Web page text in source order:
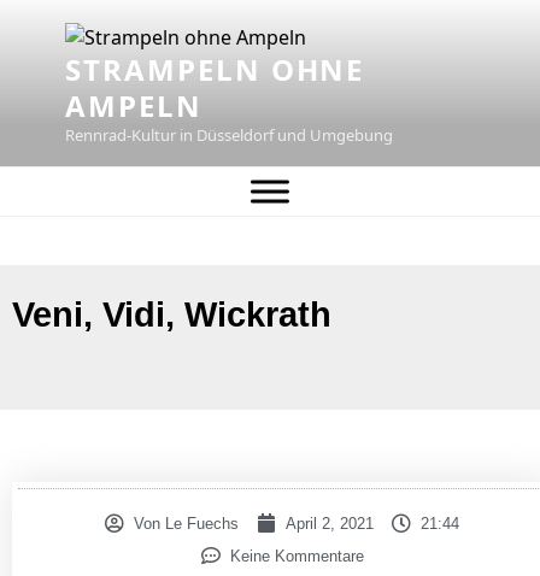
STRAMPELN OHNE
AMPELN
Rennrad-Kultur in Düsseldorf und Umgebung
Veni, Vidi, Wickrath
Von Le Fuechs April 2, 2021
21:44
Keine Kommentare